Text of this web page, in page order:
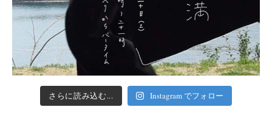
さらに読み込む... Instagram でフォロー